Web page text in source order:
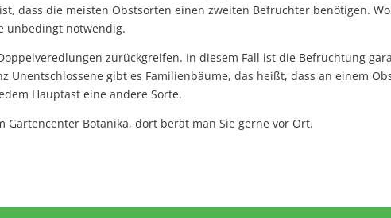
dass die meisten Obstsorten einen zweiten Befruchter benötigen.
unbedingt notwendig.
zurückgreifen. In diesem Fall ist die Befruchtung
Unentschlossene gibt es Familienbäume, das heißt, dass an einem
Hauptast eine andere Sorte.
Gartencenter Botanika, dort berät man Sie gerne vor Ort.